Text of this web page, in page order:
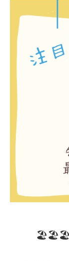
🏖️🏖️🏖️